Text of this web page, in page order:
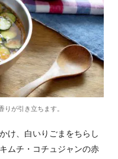
りが引き立ちます。
け、白いりごまをちらし
ムチ・コチュジャンの赤